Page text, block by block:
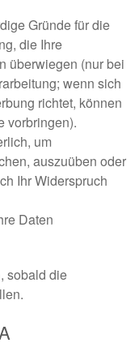
Gründe für die
die Ihre
überwiegen (nur bei
wenn sich
richtet, können
vorbringen).
um
auszuüben oder
Ihr Widerspruch
Daten
sobald die